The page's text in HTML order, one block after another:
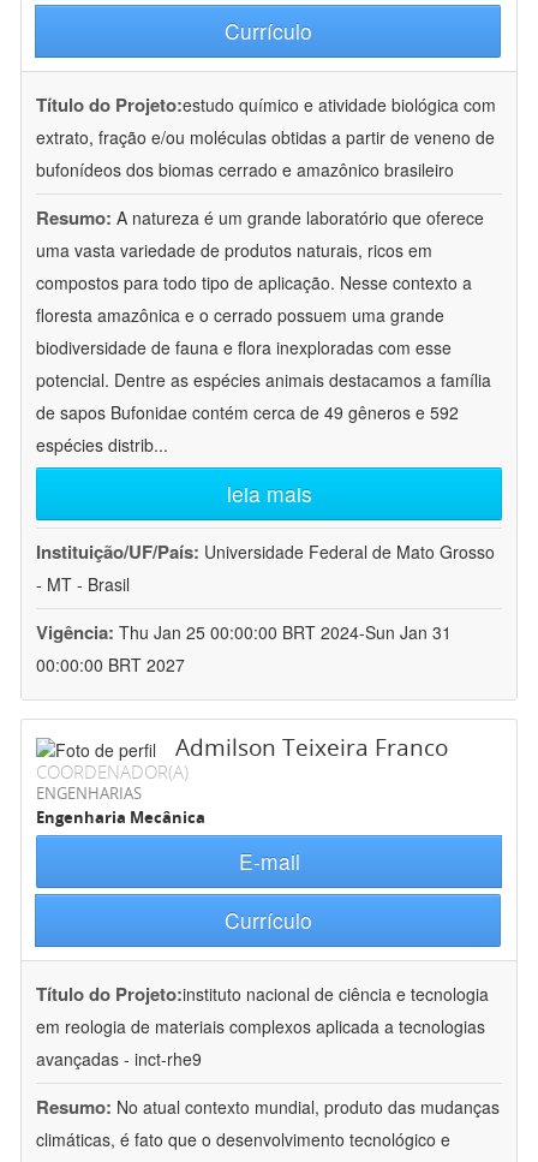
Currículo
Título do Projeto:estudo químico e atividade biológica com
extrato, fração e/ou moléculas obtidas a partir de veneno de
bufonídeos dos biomas cerrado e amazônico brasileiro
Resumo: A natureza é um grande laboratório que oferece
uma vasta variedade de produtos naturais, ricos em
compostos para todo tipo de aplicação. Nesse contexto a
floresta amazônica e o cerrado possuem uma grande
biodiversidade de fauna e flora inexploradas com esse
potencial. Dentre as espécies animais destacamos a família
de sapos Bufonidae contém cerca de 49 gêneros e 592
espécies distrib...
leia mais
Instituição/UF/País: Universidade Federal de Mato Grosso
- MT - Brasil
Vigência: Thu Jan 25 00:00:00 BRT 2024-Sun Jan 31
00:00:00 BRT 2027
Admilson Teixeira Franco
COORDENADOR(A)
ENGENHARIAS
Engenharia Mecânica
E-mail
Currículo
Título do Projeto:instituto nacional de ciência e tecnologia
em reologia de materiais complexos aplicada a tecnologias
avançadas - inct-rhe9
Resumo: No atual contexto mundial, produto das mudanças
climáticas, é fato que o desenvolvimento tecnológico e